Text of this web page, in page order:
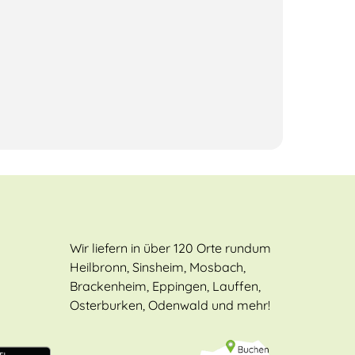
Wir liefern in über 120 Orte rundum
Heilbronn, Sinsheim, Mosbach,
Brackenheim, Eppingen, Lauffen,
Osterburken, Odenwald und mehr!